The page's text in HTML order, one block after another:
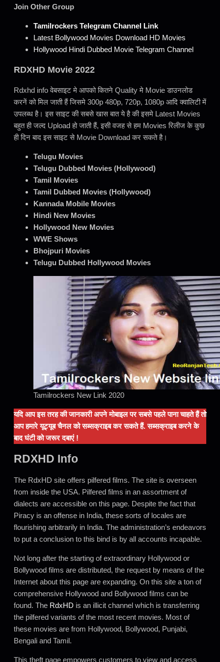
Join Other Group
Tamilrockers Telegram Channel Link
Latest Bollywood Movies Download HD Movies
Hollywood Hindi Dubbed Movie Telegram Channel
RDXHD Movie 2022
Rdxhd info वेबसाइट मे आपको कितने Quality मे Movie डाउनलोड
करनें को मिल जाती हैं जिसमे 300p 480p, 720p, 1080p आदि क्वालिटी में
उपलब्ध है। इस साइट की सबसे खास बात ये है की इसमे Latest Movies
बहुत ही जल्द Upload हो जाती हैं, इसी वजह से हम Movies रिलीज के कुछ
ही दिन बाद इस साइट से Movie Download कर सकते है।
Telugu Movies
Telugu Dubbed Movies (Hollywood)
Tamil Movies
Tamil Dubbed Movies (Hollywood)
Kannada Mobile Movies
Hindi New Movies
Hollywood New Movies
WWE Shows
Bhojpuri Movies
Telugu Dubbed Hollywood Movies
Tamilrockers New Link 2020
यदि आप इस तरह की जानकारी अपने मोबाइल पर सबसे पहले पाना चाहते हैं तो
आप हमारे यूट्यूब चैनल को सब्सक्राइब कर सकते हैं. सब्सक्राइब करने के
बाद घंटी को जरूर दबाएं !
RDXHD Info
The RdxHD site offers pilfered films. The site is overseen
from inside the USA. Pilfered films in an assortment of
dialects are accessible on this page. Despite the fact that
Piracy is an offense in India, these sorts of locales are
flourishing arbitrarily in India. The administration’s endeavors
to put a conclusion to this bind is by all accounts incapable.
Not long after the starting of extraordinary Hollywood or
Bollywood films are distributed, the request by means of the
Internet about this page are expanding. On this site a ton of
comprehensive Hollywood and Bollywood films can be
found. The RdxHD is an illicit channel which is transferring
the pilfered variants of the most recent movies. Most of
these movies are from Hollywood, Bollywood, Punjabi,
Bengali and Tamil.
This theft page empowers customers to view and access